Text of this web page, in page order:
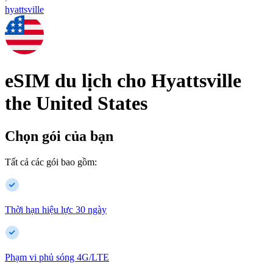
hyattsville
eSIM du lịch cho Hyattsville
the United States
Chọn gói của bạn
Tất cả các gói bao gồm:
Thời hạn hiệu lực 30 ngày
Phạm vi phủ sóng 4G/LTE